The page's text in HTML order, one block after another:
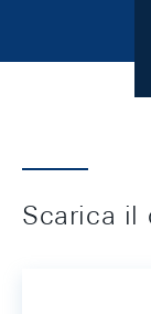
Scarica il